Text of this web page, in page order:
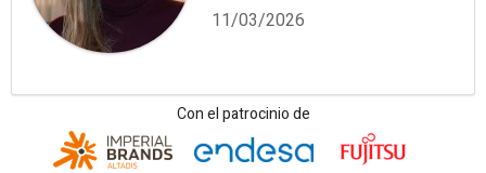
11/03/2026
Con el patrocinio de